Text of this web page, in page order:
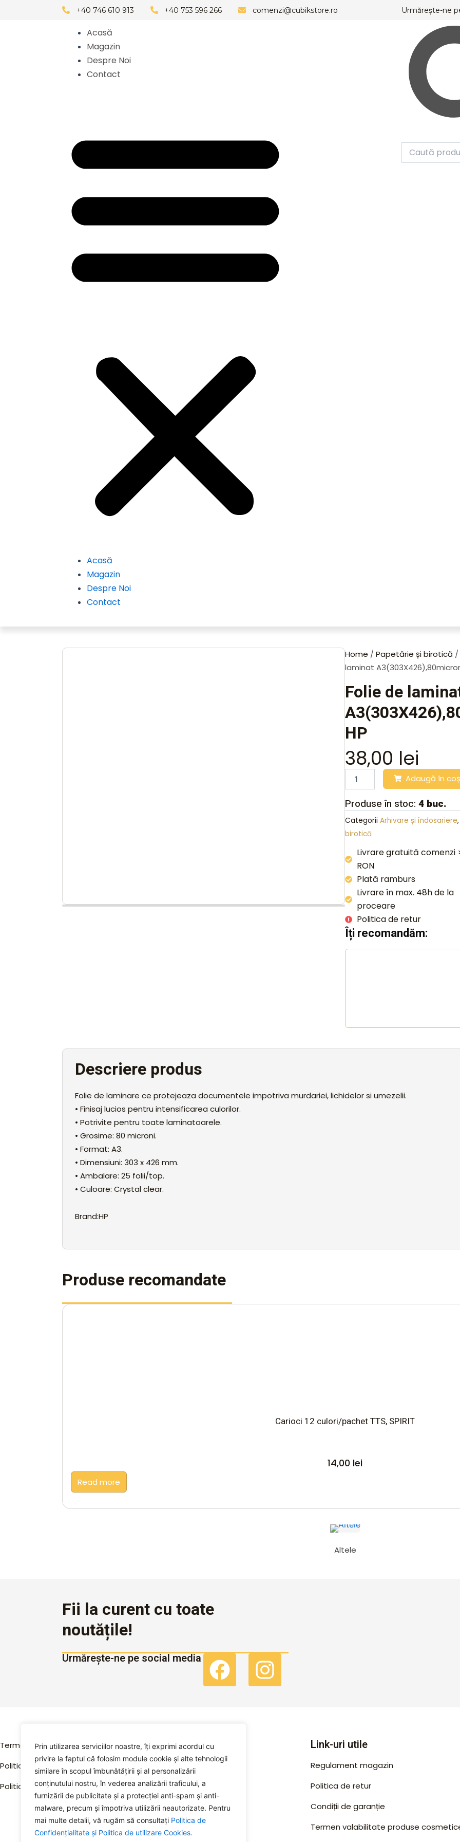
Prin utilizarea serviciilor noastre, îți exprimi acordul cu
privire la faptul că folosim module cookie și alte tehnologii
similare în scopul îmbunătățirii și al personalizării
conținutului nostru, în vederea analizării traficului, a
furnizării de publicitate și a protecției anti-spam și anti-
malware, precum și împotriva utilizării neautorizate. Pentru
mai multe detalii, vă rugăm să consultați Politica de
Confidențialitate și Politica de utilizare Cookies.
+40 746 610 913 +40 753 596 266 comenzi@cubikstore.ro Urmărește-ne
Acasă
Magazin
Despre Noi
Contact
Acasă
Magazin
Despre Noi
Contact
Caută
Home / Papetărie și birotică /
laminat
Folie de
HP
38,00 lei
A3(303X426),80microni,25
HP
quantity
Adaugă în coș
Produse în stoc: 4 buc.
Categorii Arhivare și îndosariere,
birotică
Livrare gratuită comenzi
RON
Plată ramburs
Livrare în max. 48h de la
proceare
Politica de retur
Îți recomandăm:
Descriere produs
Folie de laminare ce protejeaza documentele impotriva murdariei, lichidelor si umezelii.
• Finisaj lucios pentru intensificarea culorilor.
• Potrivite pentru toate laminatoarele.
• Grosime: 80 microni.
• Format: A3.
• Dimensiuni: 303 x 426 mm.
• Ambalare: 25 folii/top.
• Culoare: Crystal clear.
Brand:HP
Produse recomandate
Carioci 12 culori/pachet TTS, SPIRIT
14,00 lei
Read more
Altele
Fii la curent cu toate
noutățile!
Urmărește-ne pe social media
F
a
o
k
I
n
Termeni și condiții
Politica de confidențialitate
Politica de utilizare cookies
Explorează
Acasă
Despre Noi
Magazin
Contact
Link-uri utile
Regulament magazin
Politica de retur
Condiții de garanție
Termen valabilitate produse